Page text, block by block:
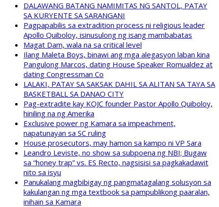
DALAWANG BATANG NAMIMITAS NG SANTOL, PATAY
SA KURYENTE SA SARANGANI
Pagpapabilis sa extradition process ni religious leader
Apollo Quiboloy, isinusulong ng isang mambabatas
Magat Dam, wala na sa critical level
Ilang Maleta Boys, binawi ang mga alegasyon laban kina
Pangulong Marcos, dating House Speaker Romualdez at
dating Congressman Co
LALAKI, PATAY SA SAKSAK DAHIL SA ALITAN SA TAYA SA
BASKETBALL SA DANAO CITY
Pag-extradite kay KOJC founder Pastor Apollo Quiboloy,
hiniling na ng Amerika
Exclusive power ng Kamara sa impeachment,
napatunayan sa SC ruling
House prosecutors, may hamon sa kampo ni VP Sara
Leandro Leviste, no show sa subpoena ng NBI; Bugaw
sa “honey trap” vs. ES Recto, nagsisisi sa pagkakadawit
nito sa isyu
Panukalang magbibigay ng pangmatagalang solusyon sa
kakulangan ng mga textbook sa pampublikong paaralan,
inihain sa Kamara